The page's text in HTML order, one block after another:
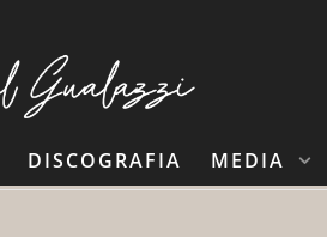
DISCOGRAFIA MEDIA